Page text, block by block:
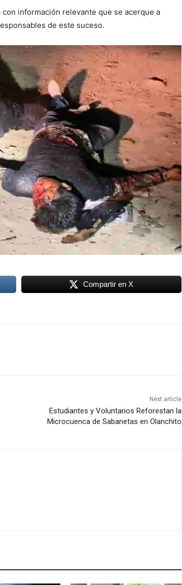
información relevante que se acerque a
de este suceso.
Compartir en X
Next article
Estudiantes y Voluntarios Reforestan la
Microcuenca de Sabanetas en Olanchito